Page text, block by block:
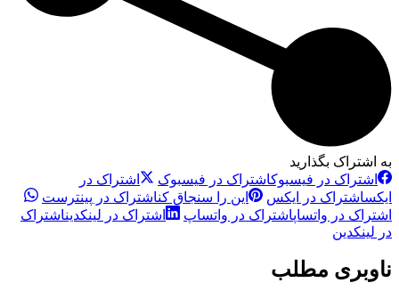
به اشتراک بگذارید
اشتراک در فیسبوکاشتراک در فیسبوک
اشتراک در
ایکساشتراک در ایکس این را سنجاق کناشتراک در پینترست
اشتراک در واتساپاشتراک در واتساپ اشتراک در لینکدیناشتراک
در لینکدین
ناوبری مطلب